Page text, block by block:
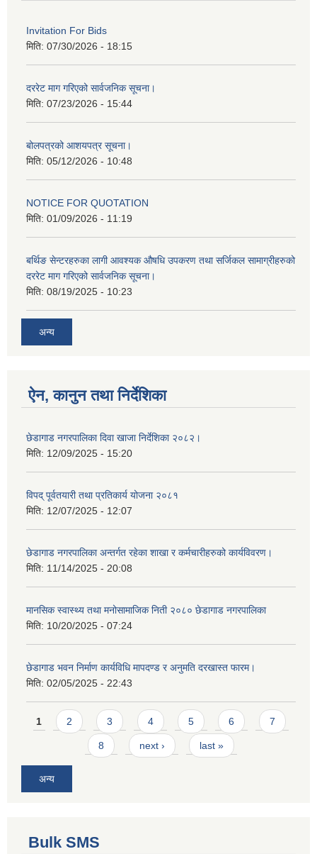
Invitation For Bids
मिति: 07/30/2026 - 18:15
दररेट माग गरिएको सार्वजनिक सूचना।
मिति: 07/23/2026 - 15:44
बोलपत्रको आशयपत्र सूचना।
मिति: 05/12/2026 - 10:48
NOTICE FOR QUOTATION
मिति: 01/09/2026 - 11:19
बर्थिङ सेन्टरहरुका लागी आवश्यक औषधि उपकरण तथा सर्जिकल सामाग्रीहरुको
दररेट माग गरिएको सार्वजनिक सूचना।
मिति: 08/19/2025 - 10:23
अन्य
ऐन, कानुन तथा निर्देशिका
छेडागाड नगरपालिका दिवा खाजा निर्देशिका २०८२।
मिति: 12/09/2025 - 15:20
विपद् पूर्वतयारी तथा प्रतिकार्य योजना २०८१
मिति: 12/07/2025 - 12:07
छेडागाड नगरपालिका अन्तर्गत रहेका शाखा र कर्मचारीहरुको कार्यविवरण।
मिति: 11/14/2025 - 20:08
मानसिक स्वास्थ्य तथा मनोसामाजिक निती २०८० छेडागाड नगरपालिका
मिति: 10/20/2025 - 07:24
छेडागाड भवन निर्माण कार्यविधि मापदण्ड र अनुमति दरखास्त फारम।
मिति: 02/05/2025 - 22:43
Pages
1 2 3 4 5 6 7
8 next › last »
अन्य
Bulk SMS